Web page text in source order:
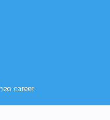
career